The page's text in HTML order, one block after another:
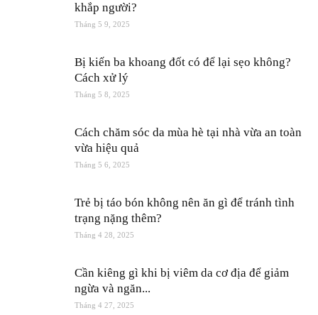
khắp người?
Tháng 5 9, 2025
Bị kiến ba khoang đốt có để lại sẹo không?
Cách xử lý
Tháng 5 8, 2025
Cách chăm sóc da mùa hè tại nhà vừa an toàn
vừa hiệu quả
Tháng 5 6, 2025
Trẻ bị táo bón không nên ăn gì để tránh tình
trạng nặng thêm?
Tháng 4 28, 2025
Cần kiêng gì khi bị viêm da cơ địa để giảm
ngừa và ngăn...
Tháng 4 27, 2025